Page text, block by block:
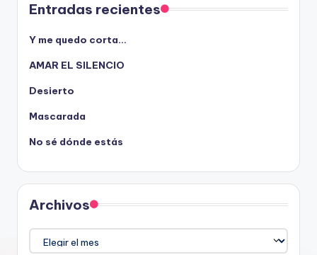
Entradas recientes
Y me quedo corta…
AMAR EL SILENCIO
Desierto
Mascarada
No sé dónde estás
Archivos
Archivos